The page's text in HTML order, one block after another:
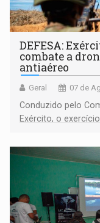
DEFESA:
combate a
antiaéreo
Geral 07 de
Conduzido pelo
Exército, o